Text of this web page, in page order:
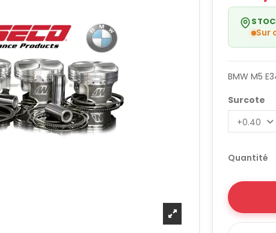
Sur
BMW M5
Surcote
Quantité